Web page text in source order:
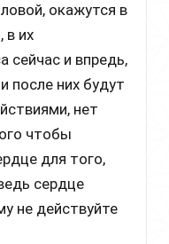
окажутся в
в их
сейчас и впредь,
после них будут
нет
чтобы
для того,
сердце
не действуйте